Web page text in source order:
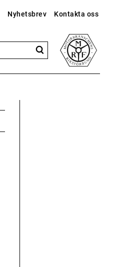
Nyhetsbrev Kontakta oss